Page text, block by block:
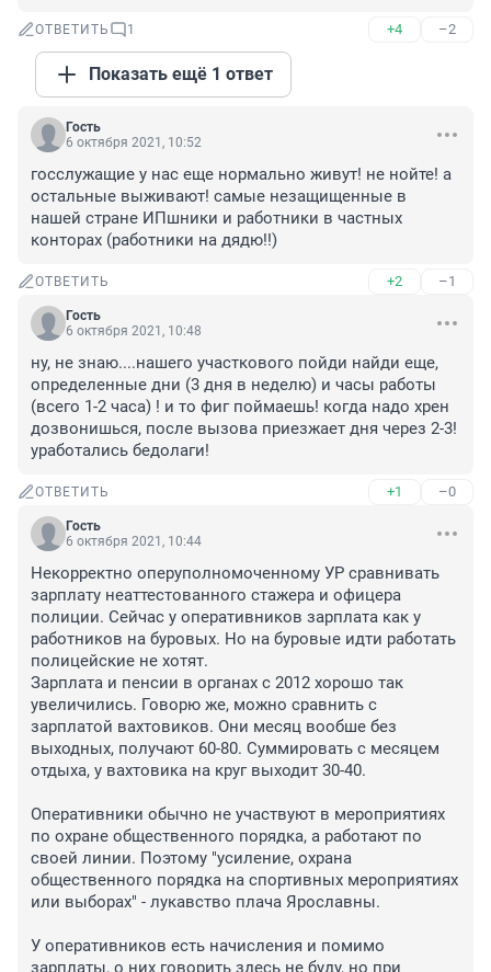
ОТВЕТИТЬ 1 +4 –2
Показать ещё 1 ответ
Гость
6 октября 2021, 10:52
госслужащие у нас еще нормально живут! не нойте! а
остальные выживают! самые незащищенные в
нашей стране ИПшники и работники в частных
конторах (работники на дядю!!)
ОТВЕТИТЬ +2 –1
Гость
6 октября 2021, 10:48
ну, не знаю....нашего участкового пойди найди еще,
определенные дни (3 дня в неделю) и часы работы
(всего 1-2 часа) ! и то фиг поймаешь! когда надо хрен
дозвонишься, после вызова приезжает дня через 2-3!
уработались бедолаги!
ОТВЕТИТЬ +1 –0
Гость
6 октября 2021, 10:44
Некорректно оперуполномоченному УР сравнивать
зарплату неаттестованного стажера и офицера
полиции. Сейчас у оперативников зарплата как у
работников на буровых. Но на буровые идти работать
полицейские не хотят.
Зарплата и пенсии в органах с 2012 хорошо так
увеличились. Говорю же, можно сравнить с
зарплатой вахтовиков. Они месяц вообше без
выходных, получают 60-80. Суммировать с месяцем
отдыха, у вахтовика на круг выходит 30-40.
Оперативники обычно не участвуют в мероприятиях
по охране общественного порядка, а работают по
своей линии. Поэтому "усиление, охрана
общественного порядка на спортивных мероприятиях
или выборах" - лукавство плача Ярославны.
У оперативников есть начисления и помимо
зарплаты, о них говорить здесь не буду, но при